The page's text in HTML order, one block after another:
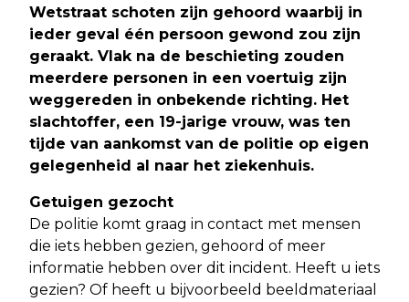
Wetstraat schoten zijn gehoord waarbij in
ieder geval één persoon gewond zou zijn
geraakt. Vlak na de beschieting zouden
meerdere personen in een voertuig zijn
weggereden in onbekende richting. Het
slachtoffer, een 19-jarige vrouw, was ten
tijde van aankomst van de politie op eigen
gelegenheid al naar het ziekenhuis.
Getuigen gezocht
De politie komt graag in contact met mensen
die iets hebben gezien, gehoord of meer
informatie hebben over dit incident. Heeft u iets
gezien? Of heeft u bijvoorbeeld beeldmateriaal